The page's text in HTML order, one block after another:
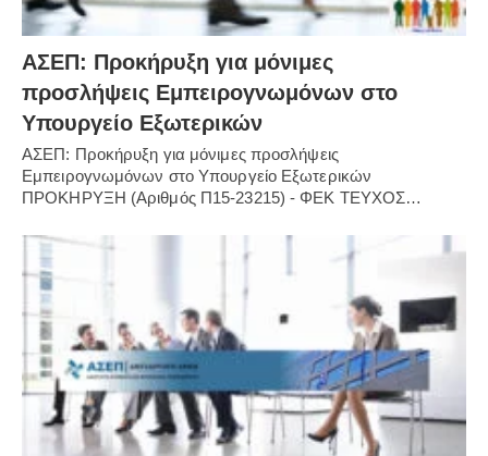
ΑΣΕΠ: Προκήρυξη για μόνιμες
προσλήψεις Εμπειρογνωμόνων στο
Υπουργείο Εξωτερικών
ΑΣΕΠ: Προκήρυξη για μόνιμες προσλήψεις
Εμπειρογνωμόνων στο Υπουργείο Εξωτερικών
ΠΡΟΚΗΡΥΞΗ (Αριθμός Π15-23215) - ΦΕΚ ΤΕΥΧΟΣ…